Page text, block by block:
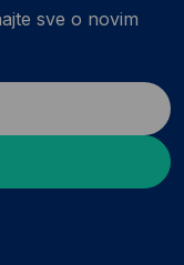
sve o novim